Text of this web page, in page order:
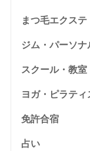
まつ毛エクス
ジム・パーソ
スクール・教室
ヨガ・ピラティ
免許合宿
占い